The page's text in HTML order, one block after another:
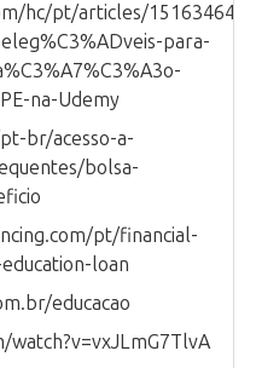
hc/pt/articles/
para-
na-Udemy
br/acesso-a-
bolsa-
pt/financial-
loan
educacao